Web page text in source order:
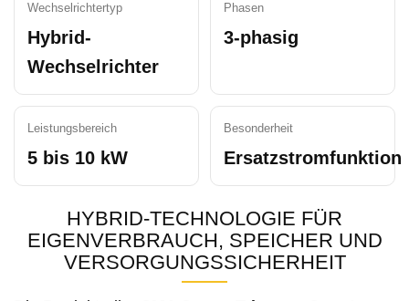
Wechselrichtertyp
Hybrid-
Wechselrichter
Phasen
3-phasig
Leistungsbereich
5 bis 10 kW
Besonderheit
Ersatzstromfunktion
HYBRID-TECHNOLOGIE FÜR
EIGENVERBRAUCH, SPEICHER UND
VERSORGUNGSSICHERHEIT